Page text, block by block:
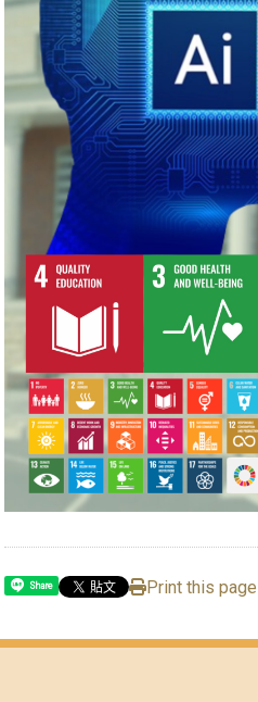
Share Print this page